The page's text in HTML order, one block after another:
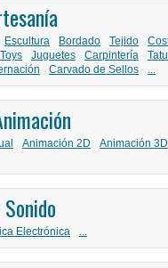
Escultura Bordado Tejido
Juguetes Carpintería
Carvado de Sellos ...
Animación 2D Animación 3D
Electrónica ...